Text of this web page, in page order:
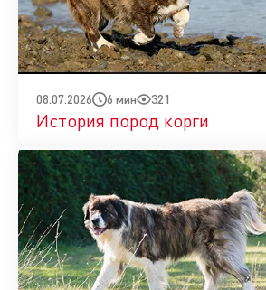
08.07.2026 6 мин 321
История пород корги